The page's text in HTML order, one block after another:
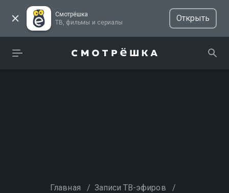
Смотрёшка
ТВ, фильмы и сериалы
Открыть
Главная / Записи ТВ-эфиров /